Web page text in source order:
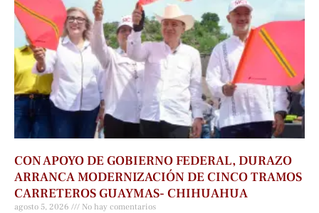
CON APOYO DE GOBIERNO FEDERAL, DURAZO
ARRANCA MODERNIZACIÓN DE CINCO TRAMOS
CARRETEROS GUAYMAS- CHIHUAHUA
agosto 5, 2026 No hay comentarios